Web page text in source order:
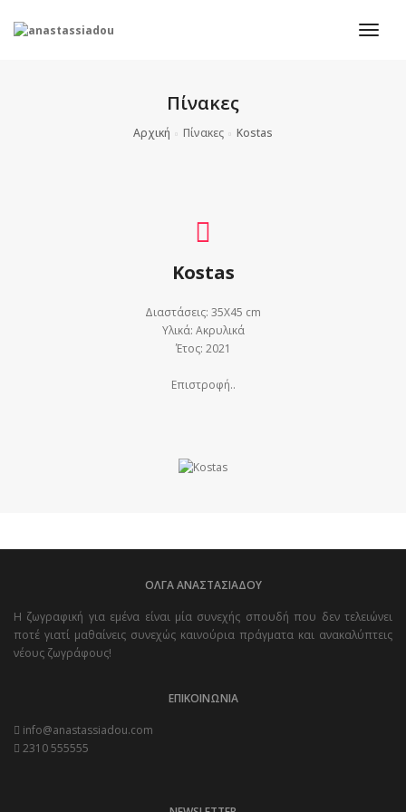
Πίνακες
Αρχική Πίνακες Kostas
Kostas
Διαστάσεις: 35X45 cm
Υλικά: Ακρυλικά
Έτος: 2021
Επιστροφή..
ΟΛΓΑ ΑΝΑΣΤΑΣΙΑΔΟΥ
Η ζωγραφική για εμένα είναι μία συνεχής σπουδή που δεν τελειώνει
ποτέ γιατί μαθαίνεις συνεχώς καινούρια πράγματα και ανακαλύπτεις
νέους ζωγράφους!
ΕΠΙΚΟΙΝΩΝΙΑ
info@anastassiadou.com
2310 555555